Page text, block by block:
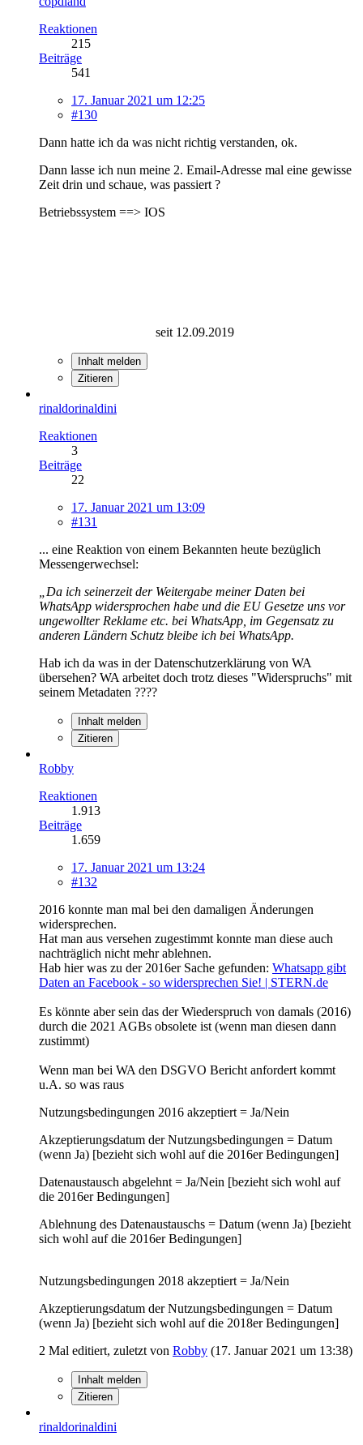
Reaktionen
215
Beiträge
541
17. Januar 2021 um 12:25
#130
Dann hatte ich da was nicht richtig verstanden, ok.
Dann lasse ich nun meine 2. Email-Adresse mal eine gewisse
Zeit drin und schaue, was passiert ?
Betriebssystem ==> IOS
seit 12.09.2019
Inhalt melden
Zitieren
rinaldorinaldini
Reaktionen
3
Beiträge
22
17. Januar 2021 um 13:09
#131
... eine Reaktion von einem Bekannten heute bezüglich
Messengerwechsel:
„Da ich seinerzeit der Weitergabe meiner Daten bei
WhatsApp widersprochen habe und die EU Gesetze uns vor
ungewollter Reklame etc. bei WhatsApp, im Gegensatz zu
anderen Ländern Schutz bleibe ich bei WhatsApp.
Hab ich da was in der Datenschutzerklärung von WA
übersehen? WA arbeitet doch trotz dieses "Widerspruchs" mit
seinem Metadaten ????
Inhalt melden
Zitieren
Robby
Reaktionen
1.913
Beiträge
1.659
17. Januar 2021 um 13:24
#132
2016 konnte man mal bei den damaligen Änderungen
widersprechen.
Hat man aus versehen zugestimmt konnte man diese auch
nachträglich nicht mehr ablehnen.
Hab hier was zu der 2016er Sache gefunden: Whatsapp gibt
Daten an Facebook - so widersprechen Sie! | STERN.de
Es könnte aber sein das der Wiederspruch von damals (2016)
durch die 2021 AGBs obsolete ist (wenn man diesen dann
zustimmt)
Wenn man bei WA den DSGVO Bericht anfordert kommt
u.A. so was raus
Nutzungsbedingungen 2016 akzeptiert = Ja/Nein
Akzeptierungsdatum der Nutzungsbedingungen = Datum
(wenn Ja) [bezieht sich wohl auf die 2016er Bedingungen]
Datenaustausch abgelehnt = Ja/Nein [bezieht sich wohl auf
die 2016er Bedingungen]
Ablehnung des Datenaustauschs = Datum (wenn Ja) [bezieht
sich wohl auf die 2016er Bedingungen]
Nutzungsbedingungen 2018 akzeptiert = Ja/Nein
Akzeptierungsdatum der Nutzungsbedingungen = Datum
(wenn Ja) [bezieht sich wohl auf die 2018er Bedingungen]
2 Mal editiert, zuletzt von Robby (17. Januar 2021 um 13:38)
Inhalt melden
Zitieren
rinaldorinaldini